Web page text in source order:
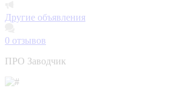
Другие объявления
0 отзывов
ПРО Заводчик